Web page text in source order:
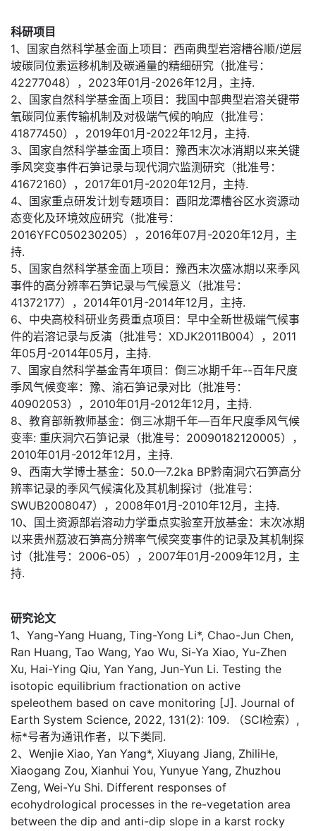
科研项目
1、国家自然科学基金面上项目：西南典型岩溶槽谷顺/逆层
坡碳同位素运移机制及碳通量的精细研究（批准号：
42277048），2023年01月-2026年12月，主持.
2、国家自然科学基金面上项目：我国中部典型岩溶关键带
氧碳同位素传输机制及对极端气候的响应（批准号：
41877450），2019年01月-2022年12月，主持.
3、国家自然科学基金面上项目：豫西末次冰消期以来关键
季风突变事件石笋记录与现代洞穴监测研究（批准号：
41672160），2017年01月-2020年12月，主持.
4、国家重点研发计划专题项目：酉阳龙潭槽谷区水资源动
态变化及环境效应研究（批准号：
2016YFC050230205），2016年07月-2020年12月，主
持.
5、国家自然科学基金面上项目：豫西末次盛冰期以来季风
事件的高分辨率石笋记录与气候意义（批准号：
41372177），2014年01月-2014年12月，主持.
6、中央高校科研业务费重点项目：早中全新世极端气候事
件的岩溶记录与反演（批准号：XDJK2011B004），2011
年05月-2014年05月，主持.
7、国家自然科学基金青年项目：倒三冰期千年--百年尺度
季风气候变率：豫、渝石笋记录对比（批准号：
40902053），2010年01月-2012年12月，主持.
8、教育部新教师基金：倒三冰期千年—百年尺度季风气候
变率: 重庆洞穴石笋记录（批准号：20090182120005），
2010年01月-2012年12月，主持.
9、西南大学博士基金：50.0—7.2ka BP黔南洞穴石笋高分
辨率记录的季风气候演化及其机制探讨（批准号：
SWUB2008047），2008年01月-2010年12月，主持.
10、国土资源部岩溶动力学重点实验室开放基金：末次冰期
以来贵州荔波石笋高分辨率气候突变事件的记录及其机制探
讨（批准号：2006-05），2007年01月-2009年12月，主
持.
研究论文
1、Yang-Yang Huang, Ting-Yong Li*, Chao-Jun Chen,
Ran Huang, Tao Wang, Yao Wu, Si-Ya Xiao, Yu-Zhen
Xu, Hai-Ying Qiu, Yan Yang, Jun-Yun Li. Testing the
isotopic equilibrium fractionation on active
speleothem based on cave monitoring [J]. Journal of
Earth System Science, 2022, 131(2): 109. （SCI检索）,
标*号者为通讯作者，以下类同.
2、Wenjie Xiao, Yan Yang*, Xiuyang Jiang, ZhiliHe,
Xiaogang Zou, Xianhui You, Yunyue Yang, Zhuzhou
Zeng, Wei-Yu Shi. Different responses of
ecohydrological processes in the re-vegetation area
between the dip and anti-dip slope in a karst rocky